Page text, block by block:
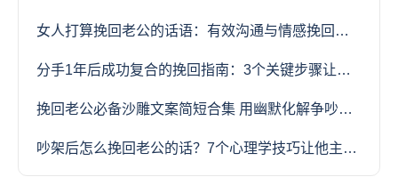
女人打算挽回老公的话语：有效沟通与情感挽回技巧
分手1年后成功复合的挽回指南：3个关键步骤让旧爱重生
挽回老公必备沙雕文案简短合集 用幽默化解争吵让感情回温
吵架后怎么挽回老公的话？7个心理学技巧让他主动回头